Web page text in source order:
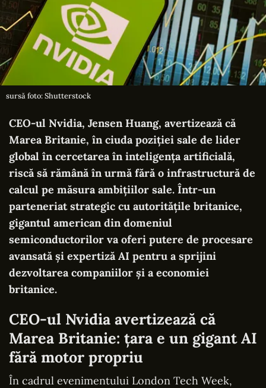
sursă foto: Shutterstock
CEO-ul Nvidia, Jensen Huang, avertizează că
Marea Britanie, în ciuda poziției sale de lider
global în cercetarea în inteligența artificială,
riscă să rămână în urmă fără o infrastructură de
calcul pe măsura ambițiilor sale. Într-un
parteneriat strategic cu autoritățile britanice,
gigantul american din domeniul
semiconductorilor va oferi putere de procesare
avansată și expertiză AI pentru a sprijini
dezvoltarea companiilor și a economiei
britanice.
CEO-ul Nvidia avertizează că
Marea Britanie: țara e un gigant AI
fără motor propriu
În cadrul evenimentului London Tech Week,